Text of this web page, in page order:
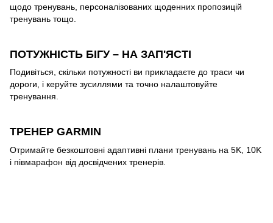
щодо тренувань, персоналізованих щоденних пропозицій
тренувань тощо.
ПОТУЖНІСТЬ БІГУ – НА ЗАП'ЯСТІ
Подивіться, скільки потужності ви прикладаєте до траси чи
дороги, і керуйте зусиллями та точно налаштовуйте
тренування.
ТРЕНЕР GARMIN
Отримайте безкоштовні адаптивні плани тренувань на 5K, 10K
і півмарафон від досвідчених тренерів.